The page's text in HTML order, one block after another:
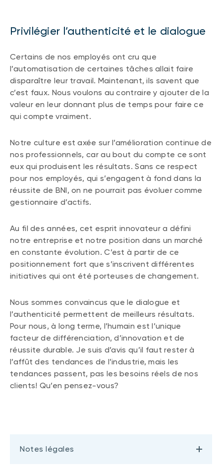
Privilégier l’authenticité et le dialogue
Certains de nos employés ont cru que
l’automatisation de certaines tâches allait faire
disparaître leur travail. Maintenant, ils savent que
c’est faux. Nous voulons au contraire y ajouter de la
valeur en leur donnant plus de temps pour faire ce
qui compte vraiment.
Notre culture est axée sur l’amélioration continue de
nos professionnels, car au bout du compte ce sont
eux qui produisent les résultats. Sans ce respect
pour nos employés, qui s’engagent à fond dans la
réussite de BNI, on ne pourrait pas évoluer comme
gestionnaire d’actifs.
Au fil des années, cet esprit innovateur a défini
notre entreprise et notre position dans un marché
en constante évolution. C’est à partir de ce
positionnement fort que s’inscrivent différentes
initiatives qui ont été porteuses de changement.
Nous sommes convaincus que le dialogue et
l’authenticité permettent de meilleurs résultats.
Pour nous, à long terme, l’humain est l’unique
facteur de différenciation, d’innovation et de
réussite durable. Je suis d’avis qu’il faut rester à
l’affût des tendances de l’industrie, mais les
tendances passent, pas les besoins réels de nos
clients! Qu’en pensez-vous?
Notes légales